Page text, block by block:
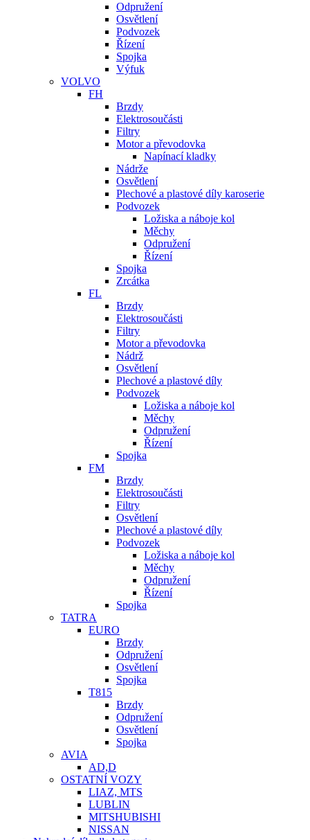
Odpružení
Osvětlení
Podvozek
Řízení
Spojka
Výfuk
VOLVO
FH
Brzdy
Elektrosoučásti
Filtry
Motor a převodovka
Napínací kladky
Nádrže
Osvětlení
Plechové a plastové díly karoserie
Podvozek
Ložiska a náboje kol
Měchy
Odpružení
Řízení
Spojka
Zrcátka
FL
Brzdy
Elektrosoučásti
Filtry
Motor a převodovka
Nádrž
Osvětlení
Plechové a plastové díly
Podvozek
Ložiska a náboje kol
Měchy
Odpružení
Řízení
Spojka
FM
Brzdy
Elektrosoučásti
Filtry
Osvětlení
Plechové a plastové díly
Podvozek
Ložiska a náboje kol
Měchy
Odpružení
Řízení
Spojka
TATRA
EURO
Brzdy
Odpružení
Osvětlení
Spojka
T815
Brzdy
Odpružení
Osvětlení
Spojka
AVIA
AD,D
OSTATNÍ VOZY
LIAZ, MTS
LUBLIN
MITSHUBISHI
NISSAN